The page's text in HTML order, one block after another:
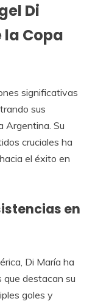
Di
la Copa
significativas
sus
Argentina. Su
cruciales ha
el éxito en
en
Di María ha
destacan su
goles y